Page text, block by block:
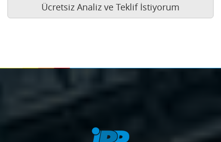
Ücretsiz Analiz ve Teklif İstiyorum